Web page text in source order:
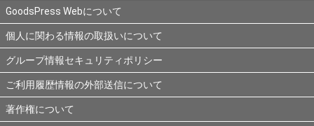
GoodsPress Webについて
個人に関わる情報の取扱いについて
グループ情報セキュリティポリシー
ご利用履歴情報の外部送信について
著作権について